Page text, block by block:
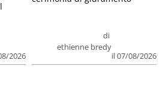
2026
di
ethienne bredy
il 07/08/2026